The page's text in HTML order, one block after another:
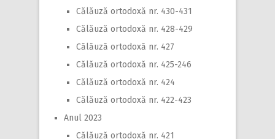
Călăuză ortodoxă nr. 430-431
Călăuză ortodoxă nr. 428-429
Călăuză ortodoxă nr. 427
Călăuză ortodoxă nr. 425-246
Călăuză ortodoxă nr. 424
Călăuză ortodoxă nr. 422-423
Anul 2023
Călăuză ortodoxă nr. 421